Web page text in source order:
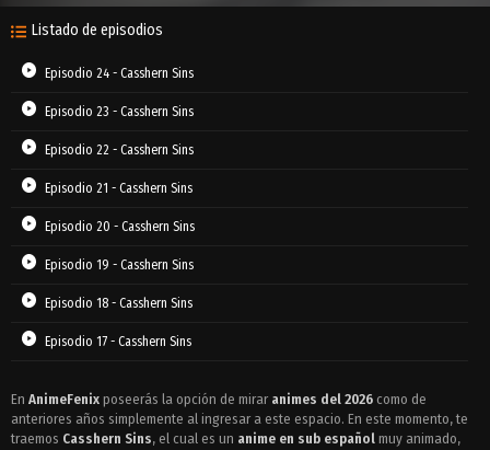
Listado de episodios
Episodio 24 - Casshern Sins
Episodio 23 - Casshern Sins
Episodio 22 - Casshern Sins
Episodio 21 - Casshern Sins
Episodio 20 - Casshern Sins
Episodio 19 - Casshern Sins
Episodio 18 - Casshern Sins
Episodio 17 - Casshern Sins
Episodio 15 - Casshern Sins
En AnimeFenix poseerás la opción de mirar animes del 2026 como de
anteriores años simplemente al ingresar a este espacio. En este momento, te
traemos Casshern Sins, el cual es un anime en sub español muy animado,